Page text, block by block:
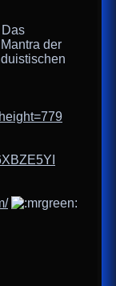
Das
der